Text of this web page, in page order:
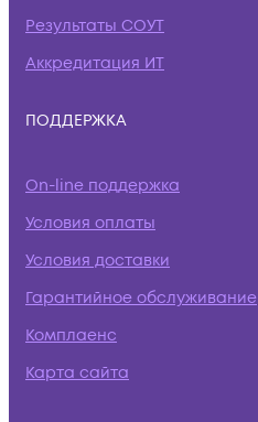
Результаты СОУТ
Аккредитация ИТ
ПОДДЕРЖКА
On-line поддержка
Условия оплаты
Условия доставки
Гарантийное обслуживание
Комплаенс
Карта сайта